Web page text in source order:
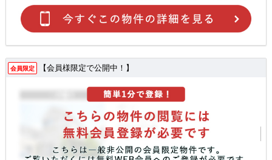
会員限定 【会員様限定で公開中！】